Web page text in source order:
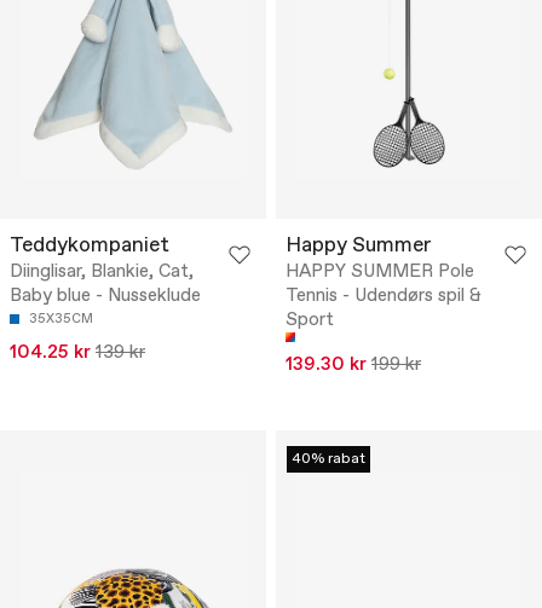
Teddykompaniet
Diinglisar, Blankie, Cat,
Baby blue - Nusseklude
35X35CM
104.25 kr 139 kr
Happy Summer
HAPPY SUMMER Pole
Tennis - Udendørs spil &
Sport
139.30 kr 199 kr
40% rabat